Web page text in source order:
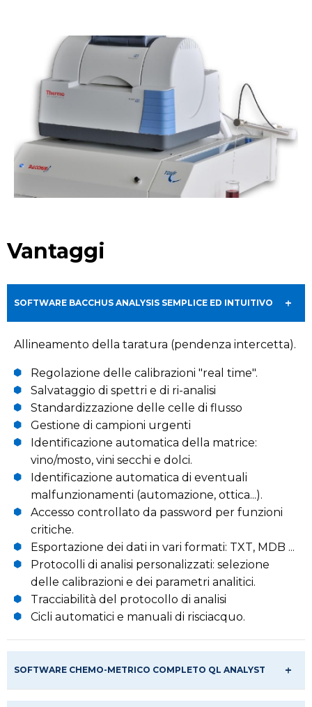
Vantaggi
SOFTWARE BACCHUS ANALYSIS SEMPLICE ED INTUITIVO
Allineamento della taratura (pendenza intercetta).
Regolazione delle calibrazioni "real time".
Salvataggio di spettri e di ri-analisi
Standardizzazione delle celle di flusso
Gestione di campioni urgenti
Identificazione automatica della matrice:
vino/mosto, vini secchi e dolci.
Identificazione automatica di eventuali
malfunzionamenti (automazione, ottica...).
Accesso controllato da password per funzioni
critiche.
Esportazione dei dati in vari formati: TXT, MDB ...
Protocolli di analisi personalizzati: selezione
delle calibrazioni e dei parametri analitici.
Tracciabilità del protocollo di analisi
Cicli automatici e manuali di risciacquo.
SOFTWARE CHEMO-METRICO COMPLETO QL ANALYST